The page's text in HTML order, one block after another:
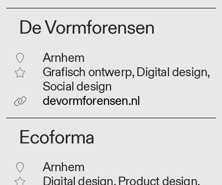
De Vormforensen
Arnhem
Grafisch ontwerp, Digital design,
Social design
devormforensen.nl
Ecoforma
Arnhem